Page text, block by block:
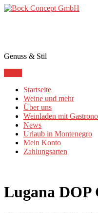
Genuss & Stil
Startseite
Weine und mehr
Über uns
Weinladen mit
News
Urlaub in Montenegro
Mein Konto
Zahlungsarten
Lugana DOP